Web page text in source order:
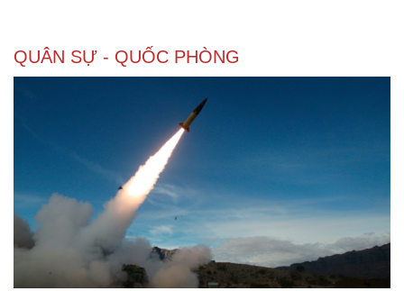
QUÂN SỰ - QUỐC PHÒNG